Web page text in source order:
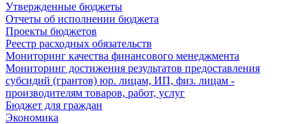
Утвержденные бюджеты
Отчеты об исполнении бюджета
Проекты бюджетов
Реестр расходных обязательств
Мониторинг качества финансового менеджмента
Мониторинг достижения результатов предоставления
субсидий (грантов) юр. лицам, ИП, физ. лицам -
производителям товаров, работ, услуг
Бюджет для граждан
Экономика